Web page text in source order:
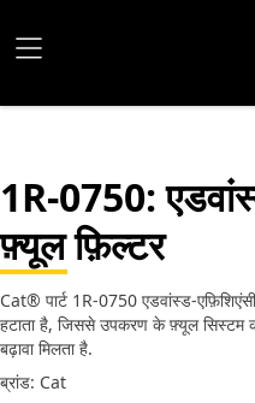
1R-0750:
फ़्यूल फ़िल्टर
Cat® पार्ट 1R-0750 एडवांस्ड-
हटाता है, जिससे उपकरण के फ़्यूल सिस्टम
बढ़ावा मिलता है.
ब्रांड: Cat